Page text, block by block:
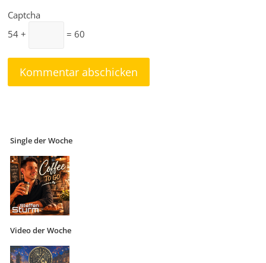
Captcha
54 +
= 60
Single der Woche
Video der Woche